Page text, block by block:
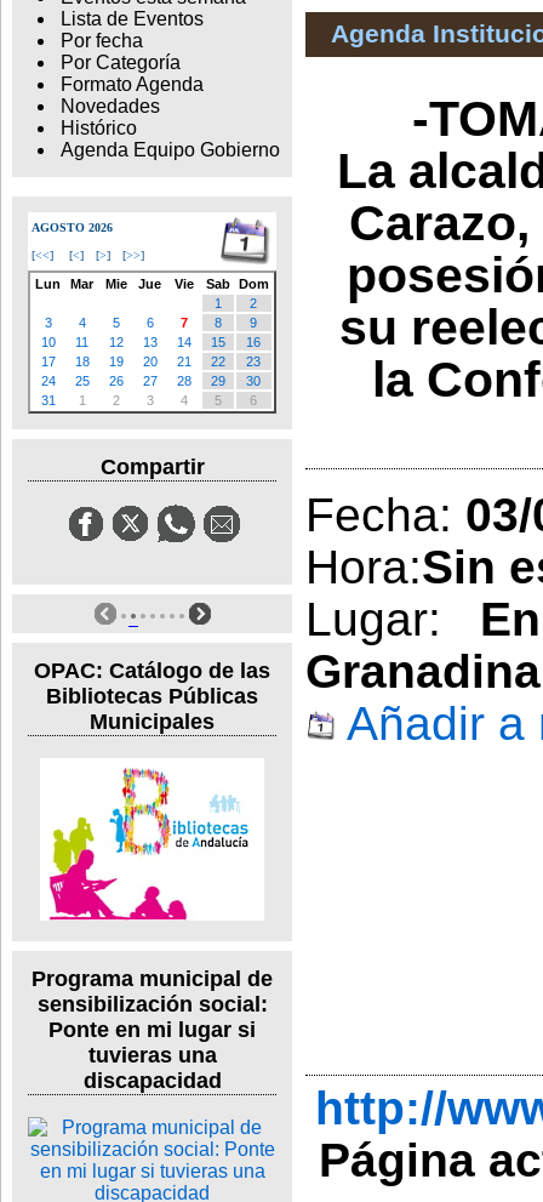
Lista de Eventos
Por fecha
Por Categoría
Formato Agenda
Novedades
Histórico
Agenda Equipo Gobierno
AGOSTO 2026
[<<] [<] [>] [>>]
Lun Mar Mie Jue Vie Sab
Dom
1
2
3
4 5 6 7 8
9
10
11 12 13 14 15
16
17
18 19 20 21 22
23
24
25 26 27 28 29
30
31
1 2 3 4 5 6
Compartir
OPAC: Catálogo de las
Bibliotecas Públicas
Municipales
Programa municipal de
sensibilización social:
Ponte en mi lugar si
tuvieras una
discapacidad
Agenda
-
La
su
la
Fecha:
Hora:Sin
Lugar:
Añadir a
http://
Página